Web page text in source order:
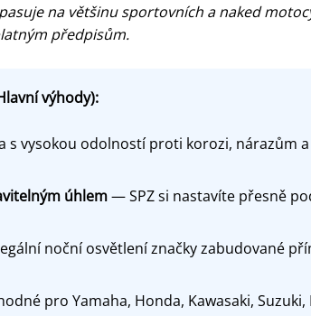
na většinu sportovních a naked
předpisům.
výhody):
vysokou odolností proti korozi, nárazům
úhlem— SPZ si nastavíte přesně
noční osvětlení značky zabudované
pro Yamaha, Honda, Kawasaki,